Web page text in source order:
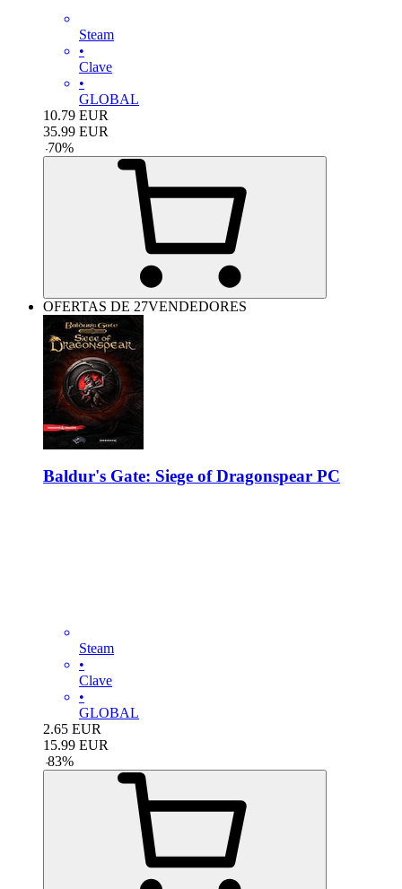
Steam
•
Clave
•
GLOBAL
10.79 EUR
35.99 EUR
-70%
OFERTAS DE 27VENDEDORES
Baldur's Gate: Siege of Dragonspear PC
Steam
•
Clave
•
GLOBAL
2.65 EUR
15.99 EUR
-83%